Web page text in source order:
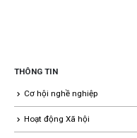
THÔNG TIN
Cơ hội nghề nghiệp
Hoạt động Xã hội